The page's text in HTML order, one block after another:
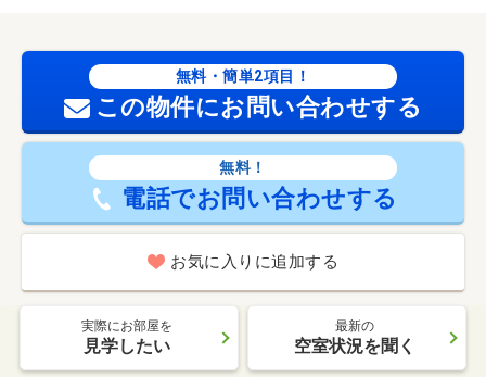
無料・簡単2項目！
この物件にお問い合わせする
無料！
電話でお問い合わせする
お気に入りに追加する
実際にお部屋を
見学したい
最新の
空室状況を聞く